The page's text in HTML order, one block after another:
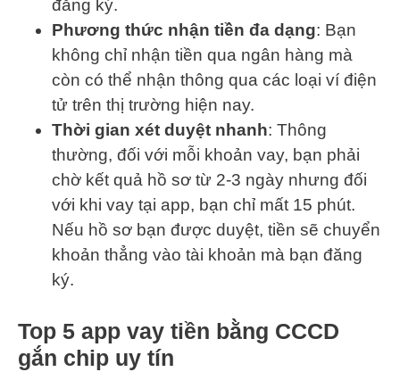
đăng ký.
Phương thức nhận tiền đa dạng: Bạn
không chỉ nhận tiền qua ngân hàng mà
còn có thể nhận thông qua các loại ví điện
tử trên thị trường hiện nay.
Thời gian xét duyệt nhanh: Thông
thường, đối với mỗi khoản vay, bạn phải
chờ kết quả hồ sơ từ 2-3 ngày nhưng đối
với khi vay tại app, bạn chỉ mất 15 phút.
Nếu hồ sơ bạn được duyệt, tiền sẽ chuyển
khoản thẳng vào tài khoản mà bạn đăng
ký.
Top 5 app vay tiền bằng CCCD
gắn chip uy tín